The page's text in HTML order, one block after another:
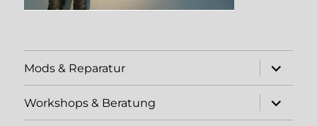
Mods & Reparatur
öffnen
Workshops & Beratung
öffnen